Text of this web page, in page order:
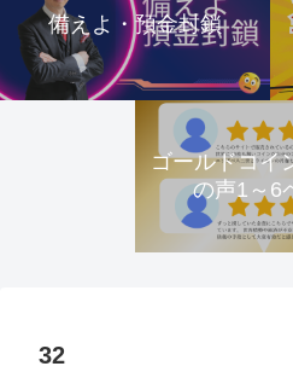
備えよ・預金封鎖
ゴールドコ
の声1～6
32